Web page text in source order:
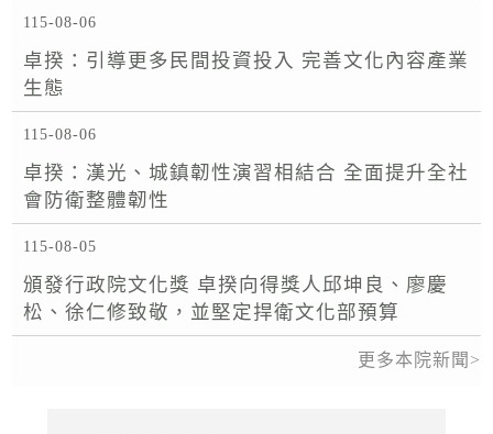
115-08-06
卓揆：引導更多民間投資投入 完善文化內容產業
生態
115-08-06
卓揆：漢光、城鎮韌性演習相結合 全面提升全社
會防衛整體韌性
115-08-05
頒發行政院文化獎 卓揆向得獎人邱坤良、廖慶
松、徐仁修致敬，並堅定捍衛文化部預算
更多本院新聞